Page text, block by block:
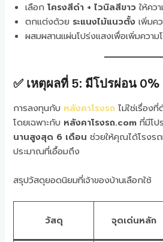
เลือกโครงสีดำ + ไวนิลสีขาวให้คว
ตกแต่งด้วย ระแนงไม้แนวตั้ง เพิ่มค
ผสมผสานแผ่นโปร่งแสงเพื่อเพิ่มความ
✅ เหตุผลที่ 5: มีโปรผ่อน 0%
การลงทุนกับ หลังคาโรงรถ ไม่ใช่เรื่อง
โดยเฉพาะกับ หลังคาโรงรถ.com ที่มีโป
นานสูงสุด 6 เดือน ช่วยให้คุณได้โรงร
ประมาณที่เอื้อมถึง
สรุปวัสดุยอดนิยมที่เจ้าของบ้านเลือกใช้
วัสดุ จุดเด่นหลัก